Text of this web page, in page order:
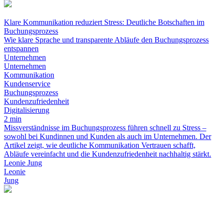
Klare Kommunikation reduziert Stress: Deutliche Botschaften im
Buchungsprozess
Wie klare Sprache und transparente Abläufe den Buchungsprozess
entspannen
Unternehmen
Unternehmen
Kommunikation
Kundenservice
Buchungsprozess
Kundenzufriedenheit
Digitalisierung
2 min
Missverständnisse im Buchungsprozess führen schnell zu Stress –
sowohl bei Kundinnen und Kunden als auch im Unternehmen. Der
Artikel zeigt, wie deutliche Kommunikation Vertrauen schafft,
Abläufe vereinfacht und die Kundenzufriedenheit nachhaltig stärkt.
Leonie Jung
Leonie
Jung